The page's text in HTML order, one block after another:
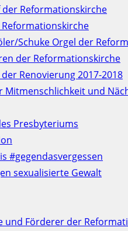
der Reformationskirche
Schuke Orgel der
der Reformationskirche
Renovierung 2017-2018
Mitmenschlichkeit und
Presbyteriums
#gegendasvergessen
sexualisierte Gewalt
und Förderer der